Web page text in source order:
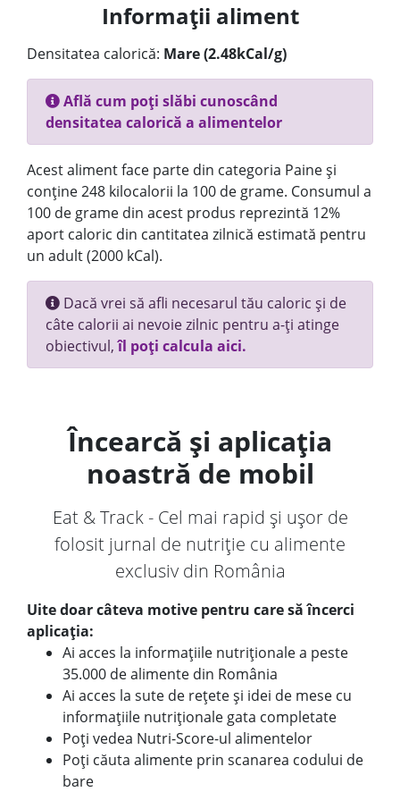
Informații aliment
Densitatea calorică: Mare (2.48kCal/g)
Află cum poți slăbi cunoscând
densitatea calorică a alimentelor
Acest aliment face parte din categoria Paine și
conține 248 kilocalorii la 100 de grame. Consumul a
100 de grame din acest produs reprezintă 12%
aport caloric din cantitatea zilnică estimată pentru
un adult (2000 kCal).
Dacă vrei să afli necesarul tău caloric și de
câte calorii ai nevoie zilnic pentru a-ți atinge
obiectivul,îl poți calcula aici.
Încearcă și aplicația
noastră de mobil
Eat & Track - Cel mai rapid și ușor de
folosit jurnal de nutriție cu alimente
exclusiv din România
Uite doar câteva motive pentru care să încerci
aplicația:
Ai acces la informațiile nutriționale a peste
35.000 de alimente din România
Ai acces la sute de rețete și idei de mese cu
informațiile nutriționale gata completate
Poți vedea Nutri-Score-ul alimentelor
Poți căuta alimente prin scanarea codului de
bare